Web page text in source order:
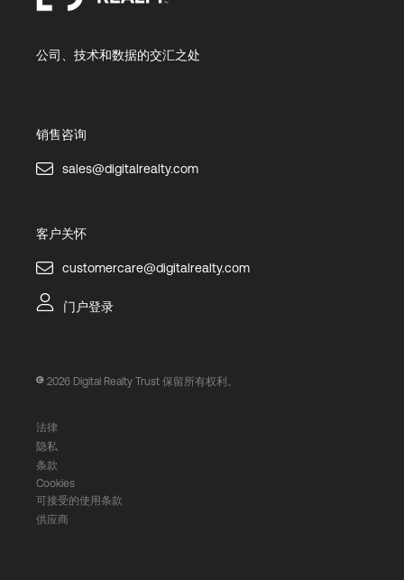
公司、技术和数据的交汇之处
销售咨询
sales@digitalrealty.com
客户关怀
customercare@digitalrealty.com
门户登录
2026 Digital Realty Trust 保留所有权利。
法律
隐私
条款
Cookies
可接受的使用条款
供应商